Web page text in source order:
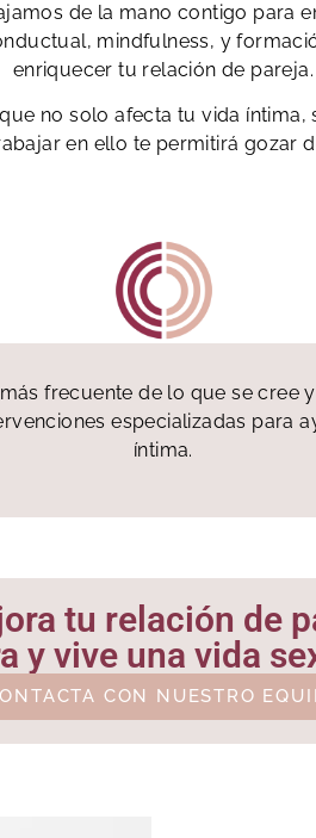
de la mano contigo para
mindfulness, y
enriquecer tu relación de pareja.
no solo afecta tu vida
en ello te permitirá gozar
frecuente de lo que se cree
especializadas para
íntima.
tu relación de
y vive una vida
CON NUESTRO